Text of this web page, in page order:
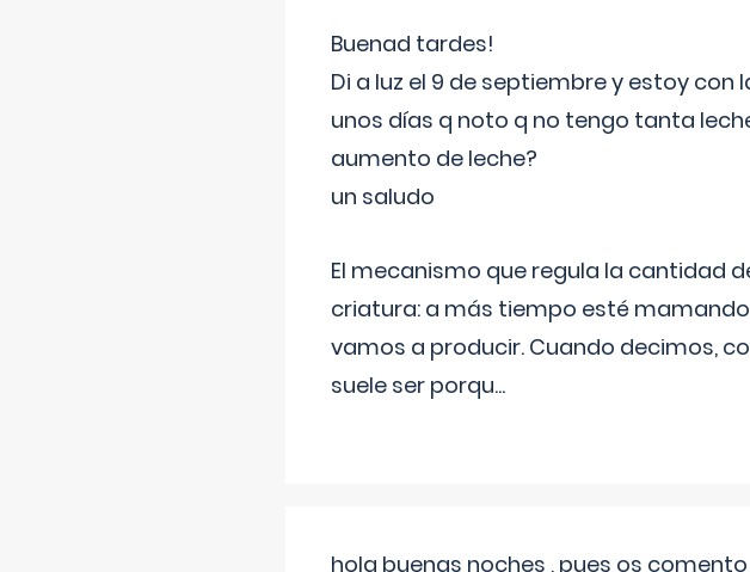
Buenad tardes!
Di a luz el 9 de septiembre y estoy
unos días q noto q no tengo tanta
aumento de leche?
un saludo
El mecanismo que regula la cantidad
criatura: a más tiempo esté
vamos a producir. Cuando decimos,
suele ser porqu...
hola buenas noches , pues os